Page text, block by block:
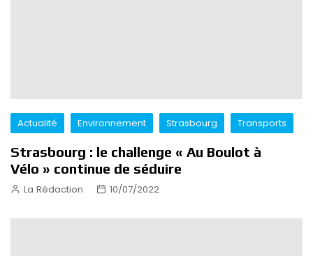
Actualité Environnement Strasbourg Transports
Strasbourg : le challenge « Au Boulot à
Vélo » continue de séduire
La Rédaction 10/07/2022